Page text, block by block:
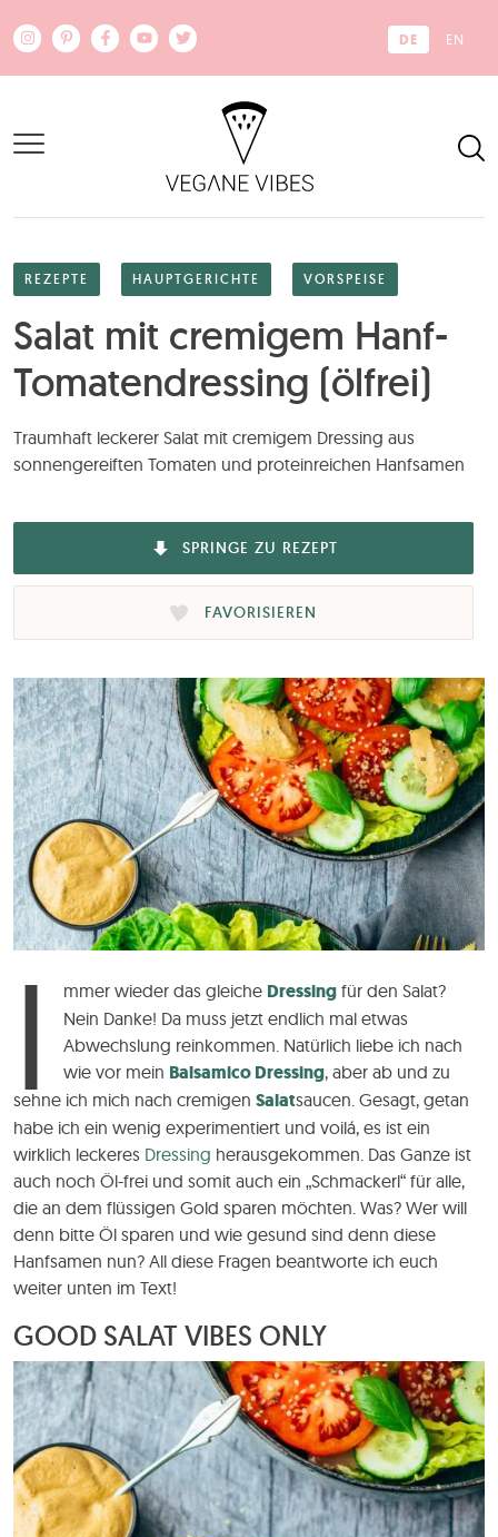
DE EN
REZEPTE HAUPTGERICHTE VORSPEISE
Salat mit cremigem Hanf-
Tomatendressing (ölfrei)
Traumhaft leckerer Salat mit cremigem Dressing aus
sonnengereiften Tomaten und proteinreichen Hanfsamen
SPRINGE ZU REZEPT
FAVORISIEREN
I mmer wieder das gleiche Dressing für den Salat?
Nein Danke! Da muss jetzt endlich mal etwas
Abwechslung reinkommen. Natürlich liebe ich nach
wie vor mein Balsamico Dressing, aber ab und zu
sehne ich mich nach cremigen Salatsaucen. Gesagt, getan
habe ich ein wenig experimentiert und voilá, es ist ein
wirklich leckeres Dressing herausgekommen. Das Ganze ist
auch noch Öl-frei und somit auch ein „Schmackerl“ für alle,
die an dem flüssigen Gold sparen möchten. Was? Wer will
denn bitte Öl sparen und wie gesund sind denn diese
Hanfsamen nun? All diese Fragen beantworte ich euch
weiter unten im Text!
GOOD SALAT VIBES ONLY